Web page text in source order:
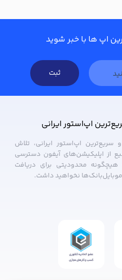
اپ ها با خبر شوید
ثبت
اپ‌استور ایرانی
اپ‌استور ایرانی، تلاش
از اپلیکیشن‌های آیفون دسترسی
محدودیتی برای دریافت
موبایل‌بانک‌ها نخواهید داشت.